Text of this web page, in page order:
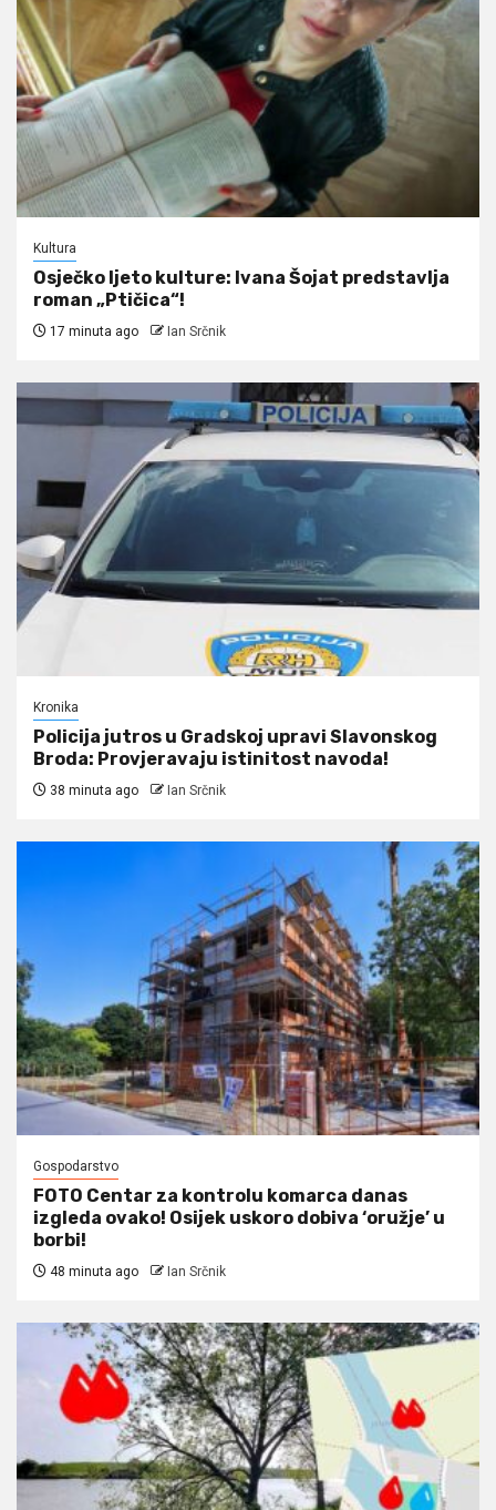
Kultura
Osječko ljeto kulture: Ivana Šojat predstavlja
roman „Ptičica“!
17 minuta ago Ian Srčnik
Kronika
Policija jutros u Gradskoj upravi Slavonskog
Broda: Provjeravaju istinitost navoda!
38 minuta ago Ian Srčnik
Gospodarstvo
FOTO Centar za kontrolu komarca danas
izgleda ovako! Osijek uskoro dobiva ‘oružje’ u
borbi!
48 minuta ago Ian Srčnik